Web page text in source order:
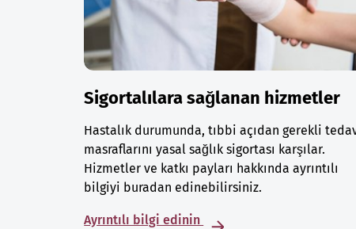
Sigortalılara sağlanan hizmetler
Hastalık durumunda, tıbbi açıdan gerekli
masraflarını yasal sağlık sigortası karşılar.
Hizmetler ve katkı payları hakkında ayrıntılı
bilgiyi buradan edinebilirsiniz.
Ayrıntılı bilgi edinin